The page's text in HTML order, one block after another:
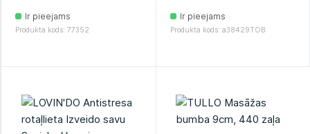
Ir pieejams
Produkta kods: 77352
Ir pieejams
Produkta kods: a38429TOB